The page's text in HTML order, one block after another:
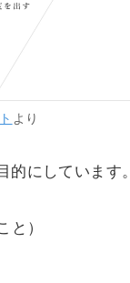
より
にしています。
と）